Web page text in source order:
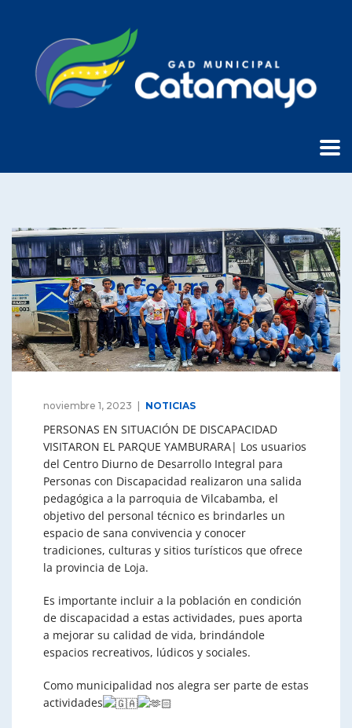
noviembre 1, 2023 NOTICIAS
PERSONAS EN SITUACIÓN DE DISCAPACIDAD
VISITARON EL PARQUE YAMBURARA| Los usuarios
del Centro Diurno de Desarrollo Integral para
Personas con Discapacidad realizaron una salida
pedagógica a la parroquia de Vilcabamba, el
objetivo del personal técnico es brindarles un
espacio de sana convivencia y conocer
tradiciones, culturas y sitios turísticos que ofrece
la provincia de Loja.
Es importante incluir a la población en condición
de discapacidad a estas actividades, pues aporta
a mejorar su calidad de vida, brindándole
espacios recreativos, lúdicos y sociales.
Como municipalidad nos alegra ser parte de estas
actividades